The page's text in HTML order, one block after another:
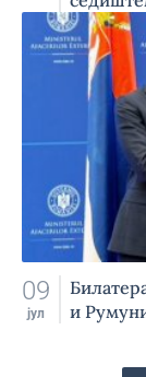
09
јул
и